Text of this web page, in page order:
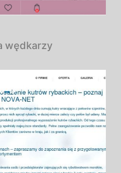
wędkarzy